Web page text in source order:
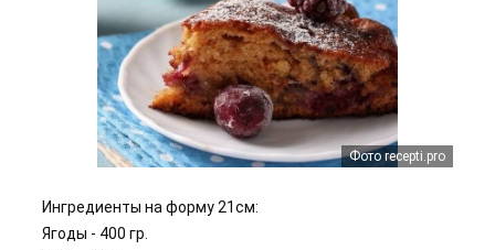
Фото recepti.pro
Ингредиенты на форму 21см:
Ягоды - 400 гр.